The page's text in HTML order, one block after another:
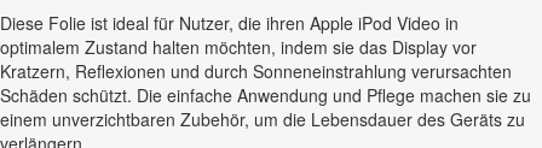
Diese Folie ist ideal für Nutzer, die ihren Apple iPod Video in
optimalem Zustand halten möchten, indem sie das Display vor
Kratzern, Reflexionen und durch Sonneneinstrahlung verursachten
Schäden schützt. Die einfache Anwendung und Pflege machen sie zu
einem unverzichtbaren Zubehör, um die Lebensdauer des Geräts zu
verlängern.